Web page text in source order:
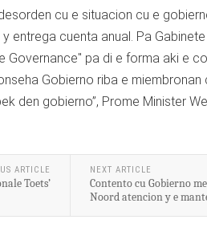
cu e situacion cu e
entrega cuenta anual. Pa
pa di e forma aki e
Gobierno riba e
den gobierno”, Prome Minister
ARTICLE
Toets’
NEXT ARTICLE
Contento cu Gobierno
Noord atencion y e